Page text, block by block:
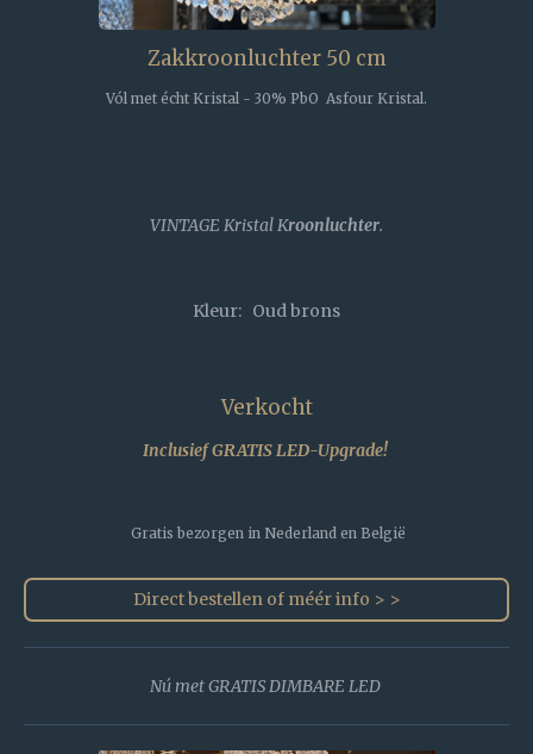
Zakkroonluchter 50 cm
Vól met écht Kristal - 30% PbO Asfour Kristal.
VINTAGE Kristal Kroonluchter.
Kleur: Oud brons
Verkocht
Inclusief GRATIS LED-Upgrade!
Gratis bezorgen in Nederland en België
Direct bestellen of méér info > >
Nú met GRATIS DIMBARE LED